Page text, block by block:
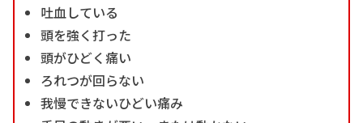
吐血している
頭を強く打った
頭がひどく痛い
ろれつが回らない
我慢できないひどい痛み